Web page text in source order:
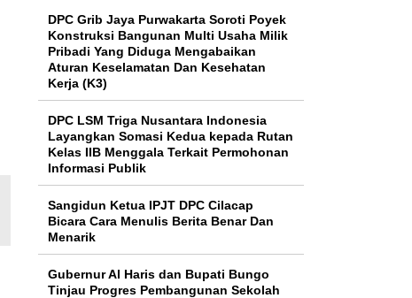
DPC Grib Jaya Purwakarta Soroti Poyek
Konstruksi Bangunan Multi Usaha Milik
Pribadi Yang Diduga Mengabaikan
Aturan Keselamatan Dan Kesehatan
Kerja (K3)
DPC LSM Triga Nusantara Indonesia
Layangkan Somasi Kedua kepada Rutan
Kelas IIB Menggala Terkait Permohonan
Informasi Publik
Sangidun Ketua IPJT DPC Cilacap
Bicara Cara Menulis Berita Benar Dan
Menarik
​Gubernur Al Haris dan Bupati Bungo
Tinjau Progres Pembangunan Sekolah